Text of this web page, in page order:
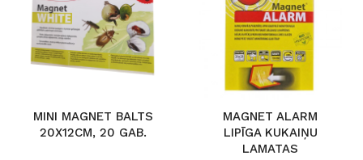
MINI MAGNET BALTS
20X12CM, 20 GAB.
MAGNET ALARM
LIPĪGA KUKAIŅU
LAMATAS